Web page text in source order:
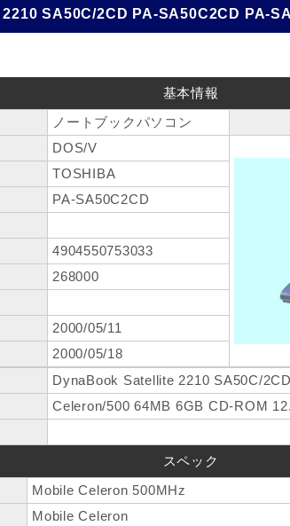
SA50C/2CD PA-SA50C2CD PA-
基本情報
ノートブックパソコン
DOS/V
TOSHIBA
PA-SA50C2CD
4904550753033
268000
2000/05/11
2000/05/18
DynaBook Satellite 2210 SA50C/
Celeron/500 64MB 6GB CD-ROM
スペック
Mobile Celeron 500MHz
Mobile Celeron